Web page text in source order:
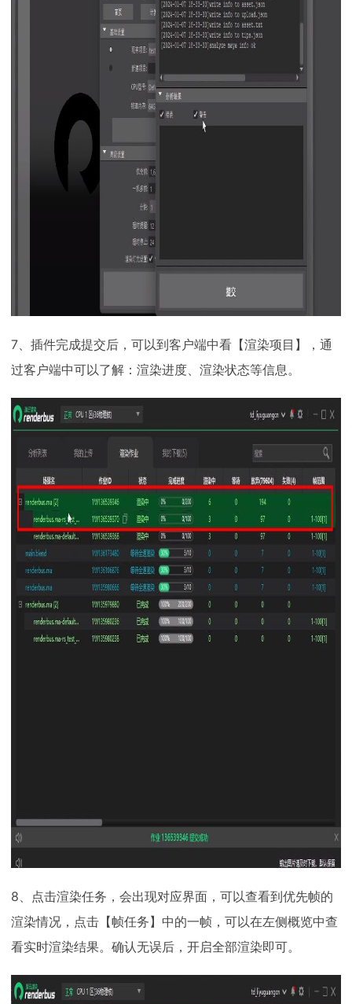
7、插件完成提交后，可以到客户端中看【渲染项目】，通
过客户端中可以了解：渲染进度、渲染状态等信息。
8、点击渲染任务，会出现对应界面，可以查看到优先帧的
渲染情况，点击【帧任务】中的一帧，可以在左侧概览中查
看实时渲染结果。确认无误后，开启全部渲染即可。